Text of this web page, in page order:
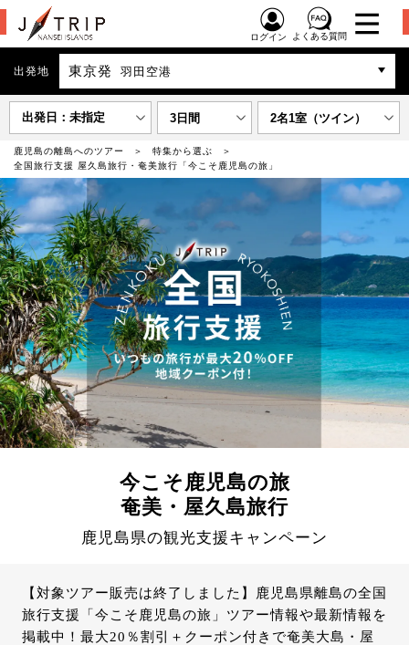
ログイン よくある質問
出発地 東京発 羽田空港
出発日：未指定 3日間 2名1室（ツイン）
鹿児島の離島へのツアー
特集から選ぶ
全国旅行支援 屋久島旅行・奄美旅行「今こそ鹿児島の旅」
今こそ鹿児島の旅
奄美・屋久島旅行
鹿児島県の観光支援キャンペーン
【対象ツアー販売は終了しました】鹿児島県離島の全国
旅行支援「今こそ鹿児島の旅」ツアー情報や最新情報を
掲載中！最大20％割引＋クーポン付きで奄美大島・屋